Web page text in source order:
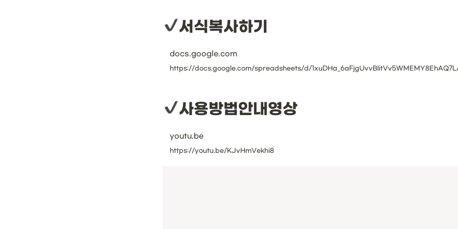
서식복사하기
docs.google.com
사용방법안내영상
youtu.be
https://youtu.be/KJvHmVekhi8